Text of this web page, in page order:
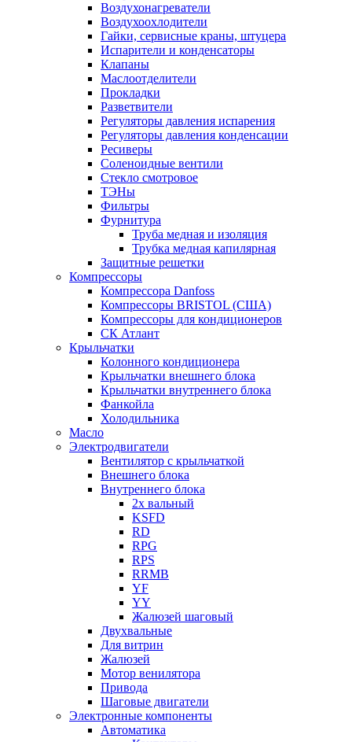
Воздухонагреватели
Воздухоохлодители
Гайки, сервисные краны, штуцера
Испарители и конденсаторы
Клапаны
Маслоотделители
Прокладки
Разветвители
Регуляторы давления испарения
Регуляторы давления конденсации
Ресиверы
Соленоидные вентили
Стекло смотровое
ТЭНы
Фильтры
Фурнитура
Труба медная и изоляция
Трубка медная капилярная
Защитные решетки
Компрессоры
Компрессора Danfoss
Компрессоры BRISTOL (США)
Компрессоры для кондиционеров
СК Атлант
Крыльчатки
Колонного кондиционера
Крыльчатки внешнего блока
Крыльчатки внутреннего блока
Фанкойла
Холодильника
Масло
Электродвигатели
Вентилятор с крыльчаткой
Внешнего блока
Внутреннего блока
2х вальный
KSFD
RD
RPG
RPS
RRMB
YF
YY
Жалюзей шаговый
Двухвальные
Для витрин
Жалюзей
Мотор венилятора
Привода
Шаговые двигатели
Электронные компоненты
Автоматика